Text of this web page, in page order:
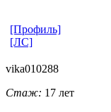
[Профиль]
[ЛС]
vika010288
Стаж: 17 лет